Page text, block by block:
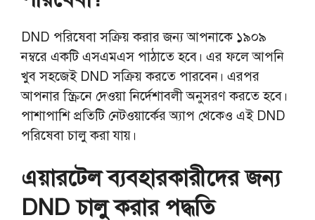
DND পরিষেবা সক্রিয় করার জন্য আপনাকে ১৯০৯
নম্বরে একটি এসএমএস পাঠাতে হবে। এর ফলে আপনি
খুব সহজেই DND সক্রিয় করতে পারবেন। এরপর
আপনার স্ক্রিনে দেওয়া নির্দেশাবলী অনুসরণ করতে হবে।
পাশাপাশি প্রতিটি নেটওয়ার্কের অ্যাপ থেকেও এই DND
পরিষেবা চালু করা যায়।
এয়ারটেল ব্যবহারকারীদের জন্য
DND চালু করার পদ্ধতি